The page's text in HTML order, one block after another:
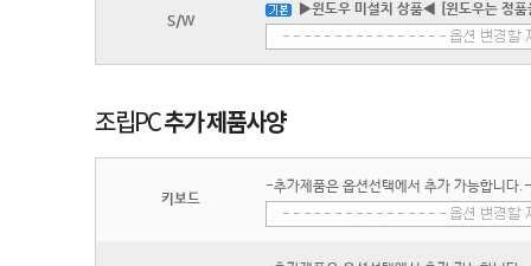
S/W
▶윈도우 미설치 상품◀ [윈도우는 정
키보드
-추가제품은 옵션선택에서 추가 가능합니다.-